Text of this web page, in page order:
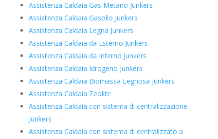
Assistenza Caldaia Gas Metano Junkers
Assistenza Caldaia Gasolio Junkers
Assistenza Caldaia Legna Junkers
Assistenza Caldaia da Esterno Junkers
Assistenza Caldaia da Interno Junkers
Assistenza Caldaia Idrogeno Junkers
Assistenza Caldaia Biomassa Legnosa Junkers
Assistenza Caldaia Zeolite
Assistenza Caldaia con sistema di centralizzazione
Junkers
Assistenza Caldaia con sistema di centralizzato a